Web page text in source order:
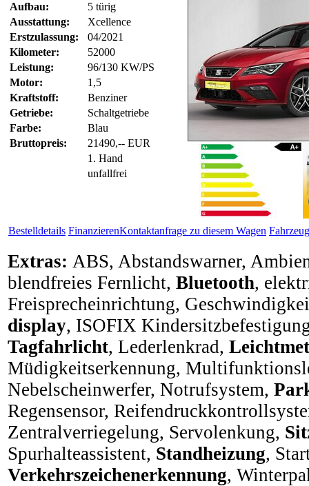
Aufbau:
5 türig
Ausstattung:
Xcellence
Erstzulassung:
04/2021
Kilometer:
52000
Leistung:
96/130 KW/PS
Motor:
1,5
Kraftstoff:
Benziner
Getriebe:
Schaltgetriebe
Farbe:
Blau
Bruttopreis:
21490,-- EUR
1. Hand
unfallfrei
Bestelldetails FinanzierenKontaktanfrage zu diesem Wagen
Extras: ABS, Abstandswarner,
blendfreies Fernlicht, Bluetooth,
Freisprecheinrichtung,
display, ISOFIX
Tagfahrlicht, Lederlenkrad,
Müdigkeitserkennung,
Nebelscheinwerfer, Notrufsystem,
Regensensor,
Zentralverriegelung, Servolenkung,
Spurhalteassistent, Standheizung,
Verkehrszeichenerkennung,